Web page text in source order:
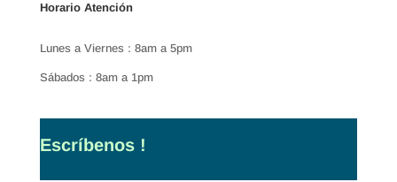
Horario Atención
Lunes a Viernes : 8am a 5pm
Sábados : 8am a 1pm
Escríbenos !